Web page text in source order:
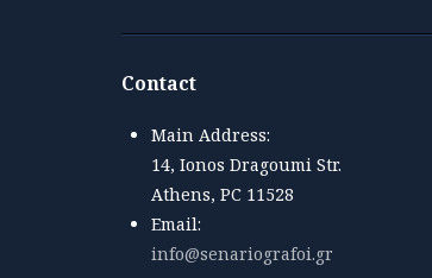
Contact
Main Address:
14, Ionos Dragoumi Str.
Athens, PC 11528
Email:
info@senariografoi.gr